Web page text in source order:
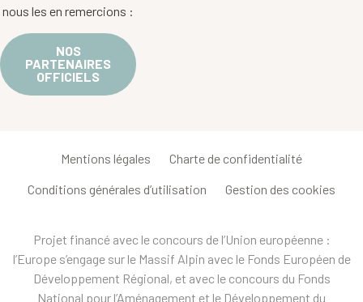
nous les en remercions :
NOS
PARTENAIRES
OFFICIELS
Mentions légales Charte de confidentialité
Conditions générales d’utilisation Gestion des cookies
Projet financé avec le concours de l’Union européenne :
l’Europe s’engage sur le Massif Alpin avec le Fonds Européen de
Développement Régional, et avec le concours du Fonds
National pour l’Aménagement et le Développement du